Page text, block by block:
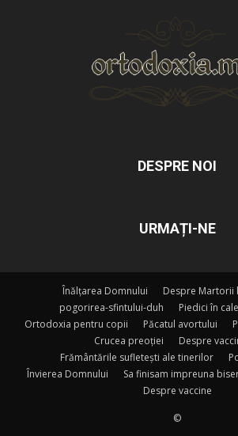
DESPRE NOI
URMAȚI-NE
Înălțarea Domnului
Despre Martorii
pogorirea-sfintului-duh
Piedici în
Ortodoxia pentru copii
Păcatul avortului
Crucea preoției
Despre
Frământările sufletești ale tinerilor
Învierea Domnului
Sa finisam impreuna
Despre vaccine
©